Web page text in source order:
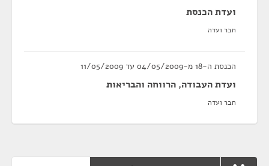
ועדת הכנסת
חבר ועדה
הכנסת ה-18 מ-04/05/2009 עד 11/05/2009
ועדת העבודה, הרווחה והבריאות
חבר ועדה